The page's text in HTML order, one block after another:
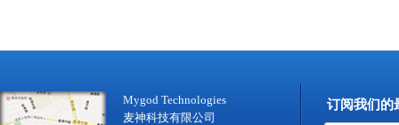
Mygod Technologies
麦神科技有限公司
订阅我们的